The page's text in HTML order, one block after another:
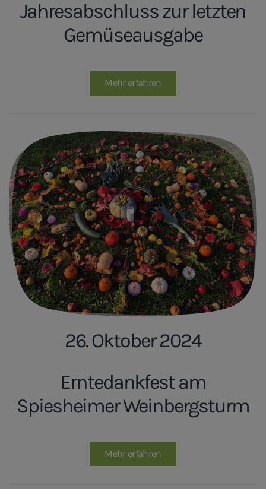
Jahresabschluss zur letzten
Gemüseausgabe
Mehr erfahren
26. Oktober 2024
Erntedankfest am
Spiesheimer Weinbergsturm
Mehr erfahren